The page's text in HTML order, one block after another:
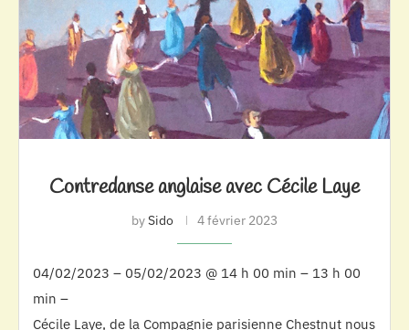
Contredanse anglaise avec Cécile Laye
bySido 4 février 2023
04/02/2023 – 05/02/2023 @ 14 h 00 min – 13 h 00
min –
Cécile Laye, de la Compagnie parisienne Chestnut nous